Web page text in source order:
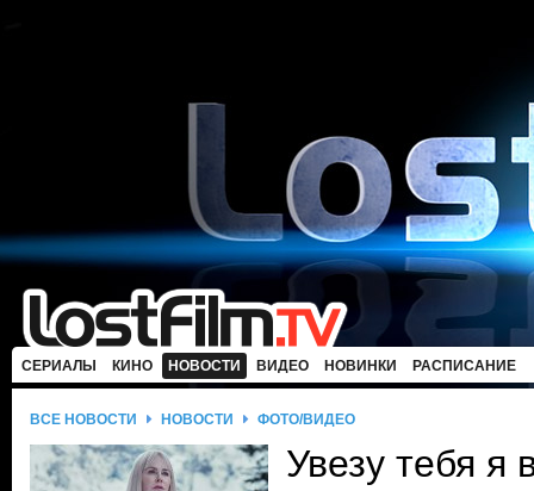
СЕРИАЛЫ КИНО НОВОСТИ ВИДЕО НОВИНКИ РАСПИСАНИЕ
ВСЕ НОВОСТИ НОВОСТИ ФОТО/ВИДЕО
Увезу тебя я